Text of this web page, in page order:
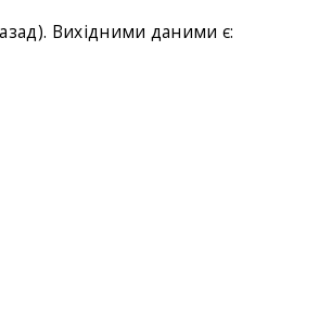
Вихідними даними є: